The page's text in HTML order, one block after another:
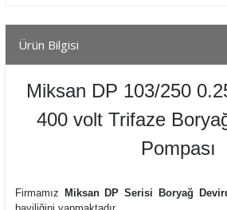
Ürün Bilgisi
Miksan DP 103/250
400 volt Trifaze
Pompası
Firmamız Miksan DP Serisi Boryağ